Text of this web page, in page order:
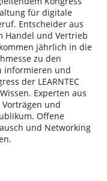
für digitale
Entscheider aus
Handel und Vertrieb
jährlich in die
zu den
informieren und
der LEARNTEC
Experten aus
und
Offene
und Networking